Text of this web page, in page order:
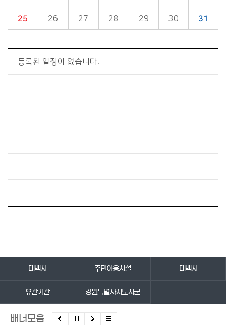
25 26 27 28 29 30 31
등록된 일정이 없습니다.
태백시 주민이용시설 태백시
유관기관 강원특별자치도시군
배너모음